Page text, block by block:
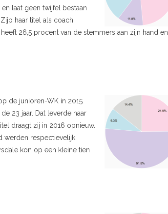
laat geen twijfel bestaan
haar titel als coach.
26,5 procent van de stemmers aan zijn hand en
de junioren-WK in 2015
23 jaar. Dat leverde haar
draagt zij in 2016 opnieuw.
werden respectievelijk
kon op een kleine tien